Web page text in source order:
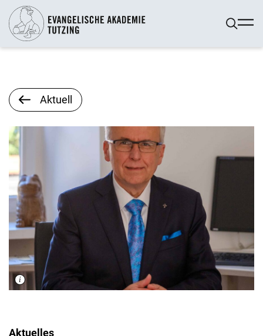
Aktuell
Aktuelles